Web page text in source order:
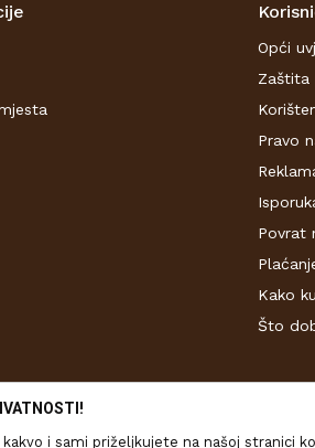
Opći
Zaštita
Pravo
Povrat
Kako
Što
i sami priželjkujete na našoj stranici